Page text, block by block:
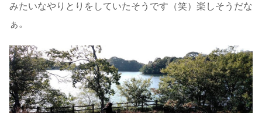
みたいなやりとりをしていたそうです（笑）楽しそうだな
ぁ。